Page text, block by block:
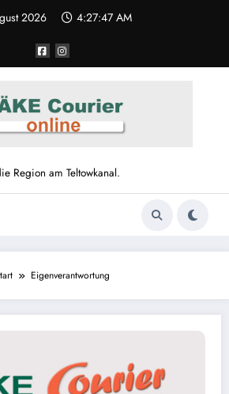
2026 4:27:47 AM
Region am Teltowkanal.
Eigenverantwortung